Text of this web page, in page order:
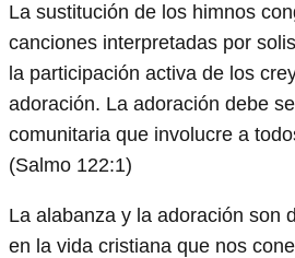
La sustitución de los himnos
canciones interpretadas por
la participación activa de los
adoración. La adoración debe
comunitaria que involucre a
(Salmo 122:1)
La alabanza y la adoración son
en la vida cristiana que nos